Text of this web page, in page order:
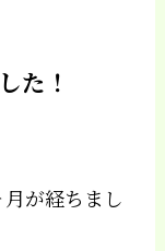
た！
が経ちまし